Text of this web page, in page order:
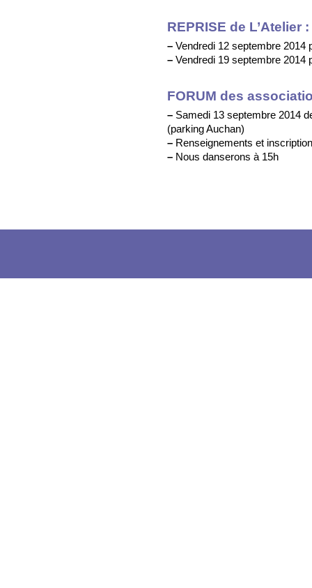
REPRISE de L’Atelier :
– Vendredi 12 septembre 2014
– Vendredi 19 septembre 2014
FORUM des
– Samedi 13 septembre 2014
(parking Auchan)
– Renseignements et
– Nous danserons à 15h